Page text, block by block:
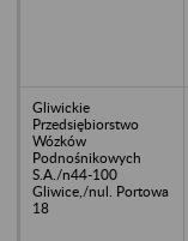
Gliwickie
Przedsiębiorstwo
Wózków
Podnośnikowych
S.A./n44-100
Gliwice,/nul. Portowa
18